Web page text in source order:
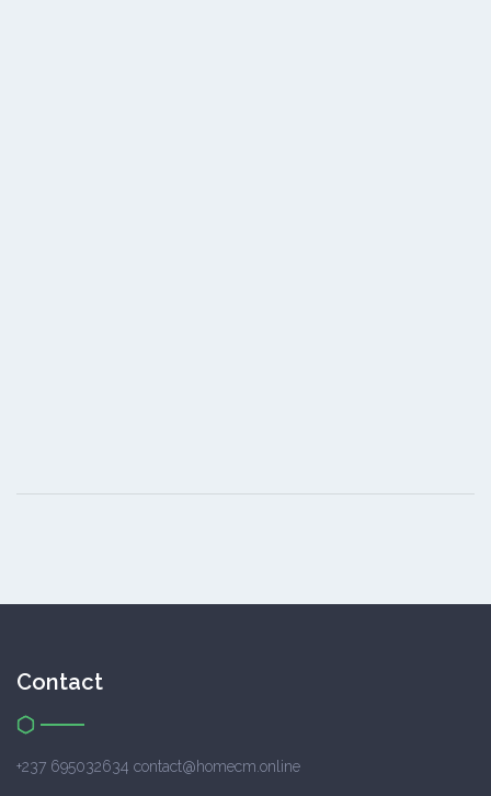
Contact
+237 695032634 contact@homecm.online